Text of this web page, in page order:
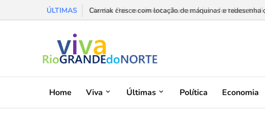
ÚLTIMAS Carmak cresce com locação de máquinas e
Home Viva Últimas Política Economia